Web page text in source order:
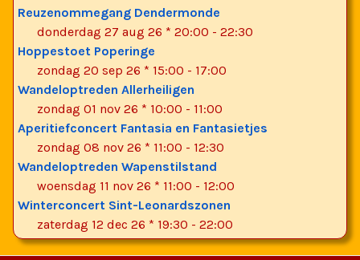
Reuzenommegang Dendermonde
donderdag 27 aug 26 * 20:00 - 22:30
Hoppestoet Poperinge
zondag 20 sep 26 * 15:00 - 17:00
Wandeloptreden Allerheiligen
zondag 01 nov 26 * 10:00 - 11:00
Aperitiefconcert Fantasia en Fantasietjes
zondag 08 nov 26 * 11:00 - 12:30
Wandeloptreden Wapenstilstand
woensdag 11 nov 26 * 11:00 - 12:00
Winterconcert Sint-Leonardszonen
zaterdag 12 dec 26 * 19:30 - 22:00